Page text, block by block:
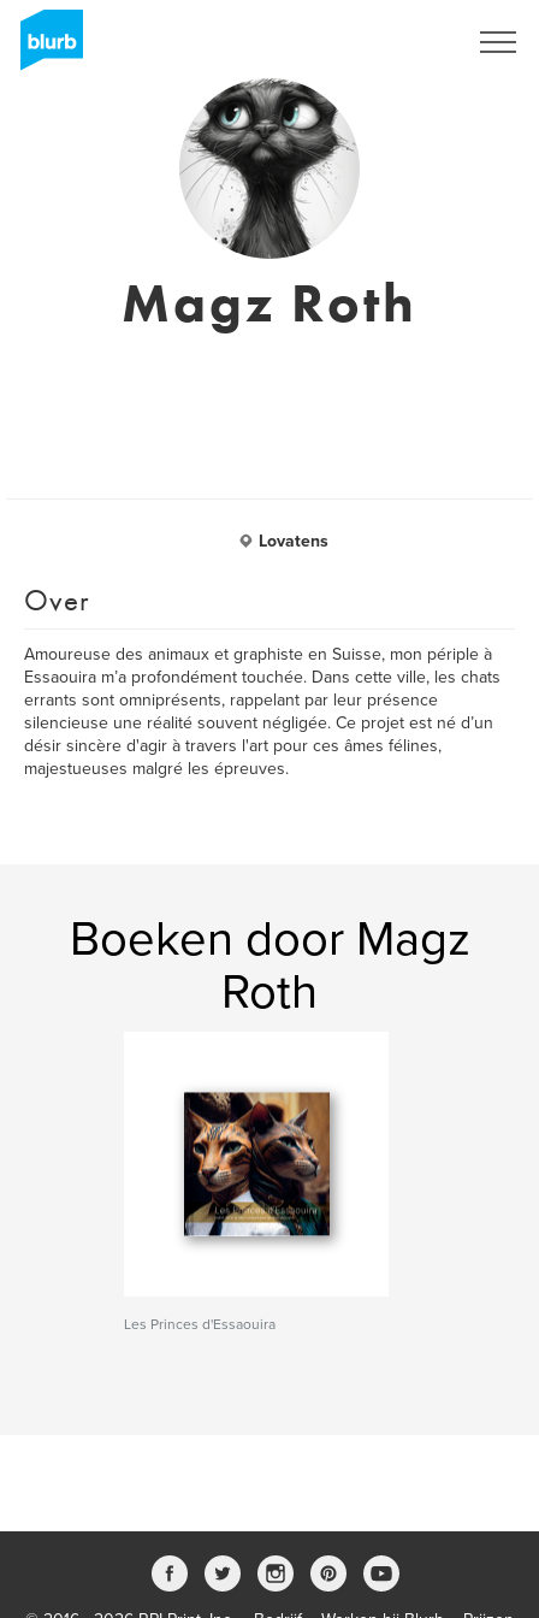
Magz Roth
Lovatens
Over
Amoureuse des animaux et graphiste en Suisse, mon périple à
Essaouira m’a profondément touchée. Dans cette ville, les chats
errants sont omniprésents, rappelant par leur présence
silencieuse une réalité souvent négligée. Ce projet est né d’un
désir sincère d'agir à travers l'art pour ces âmes félines,
majestueuses malgré les épreuves.
Boeken door Magz
Roth
Les Princes d'Essaouira